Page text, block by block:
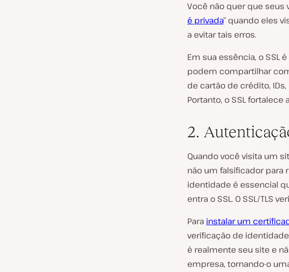
Você não quer que seus
é privada” quando eles
a evitar tais erros.
Em sua essência, o SSL
podem compartilhar
de cartão de crédito,
Portanto, o SSL
2.
Quando você visita um
não um falsificador para
identidade é essencial
entra o SSL. O SSL/TLS
Para instalar um
verificação de
é realmente seu site e
empresa, tornando-o